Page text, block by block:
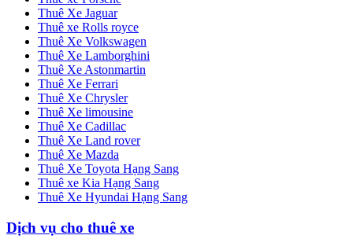
Thuê Xe Jaguar
Thuê xe Rolls royce
Thuê Xe Volkswagen
Thuê Xe Lamborghini
Thuê Xe Astonmartin
Thuê Xe Ferrari
Thuê Xe Chrysler
Thuê Xe limousine
Thuê Xe Cadillac
Thuê Xe Land rover
Thuê Xe Mazda
Thuê Xe Toyota Hạng Sang
Thuê xe Kia Hạng Sang
Thuê Xe Hyundai Hạng Sang
Dịch vụ cho thuê xe